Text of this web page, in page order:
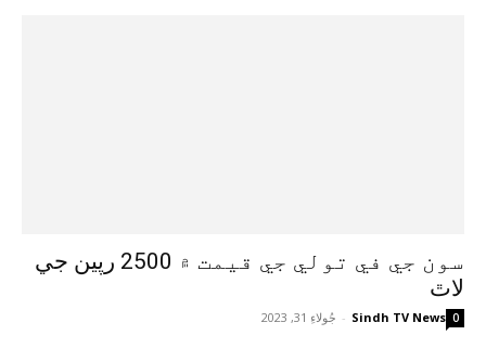
سون جي في تولي جي قيمت ۾ 2500 رپين جي
لاٿ
Sindh TV News
- جُولاءِ 31, 2023 0